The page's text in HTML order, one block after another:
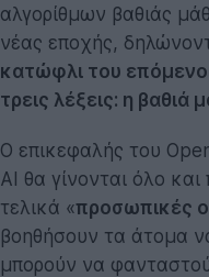
αλγορίθμων βαθιάς
νέας εποχής,
κατώφλι του
τρεις λέξεις: η βαθιά
Ο επικεφαλής του
AI θα γίνονται όλο και
τελικά «προσωπικές
βοηθήσουν τα άτομα
μπορούν να